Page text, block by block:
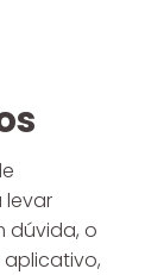
levar
dúvida, o